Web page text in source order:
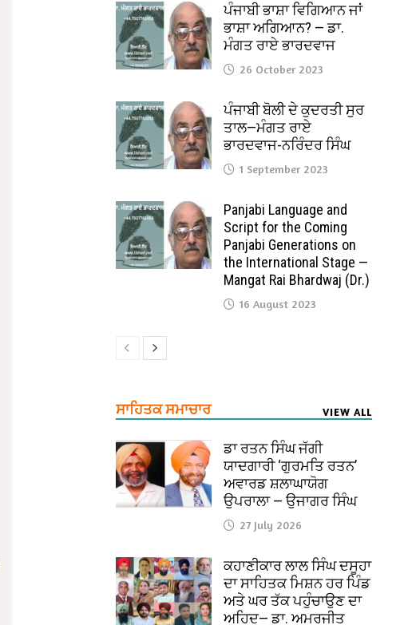
ਪੰਜਾਬੀ ਭਾਸ਼ਾ ਵਿਗਿਆਨ ਜਾਂ
ਭਾਸ਼ਾ ਅਗਿਆਨ? — ਡਾ.
ਮੰਗਤ ਰਾਏ ਭਾਰਦਵਾਜ
26 October 2023
ਪੰਜਾਬੀ ਬੋਲੀ ਦੇ ਕੁਦਰਤੀ ਸੁਰ
ਤਾਲ—ਮੰਗਤ ਰਾਏ
ਭਾਰਦਵਾਜ-ਨਰਿੰਦਰ ਸਿੰਘ
1 September 2023
Panjabi Language and
Script for the Coming
Panjabi Generations on
the International Stage —
Mangat Rai Bhardwaj (Dr.)
16 August 2023
ਸਾਹਿਤਕ ਸਮਾਚਾਰ VIEW ALL
ਡਾ ਰਤਨ ਸਿੰਘ ਜੱਗੀ
ਯਾਦਗਾਰੀ ‘ਗੁਰਮਤਿ ਰਤਨ’
ਅਵਾਰਡ ਸ਼ਲਾਘਾਯੋਗ
ਉਪਰਾਲਾ — ਉਜਾਗਰ ਸਿੰਘ
27 July 2026
ਕਹਾਣੀਕਾਰ ਲਾਲ ਸਿੰਘ ਦਸੂਹਾ
ਦਾ ਸਾਹਿਤਕ ਮਿਸ਼ਨ ਹਰ ਪਿੰਡ
ਅਤੇ ਘਰ ਤੱਕ ਪਹੁੰਚਾਉਣ ਦਾ
ਅਹਿਦ— ਡਾ. ਅਮਰਜੀਤ